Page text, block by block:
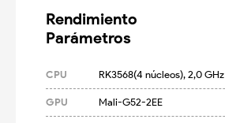
Rendimiento
Parámetros
CPU RK3568(4 núcleos), 2,0 GHz
GPU Mali-G52-2EE